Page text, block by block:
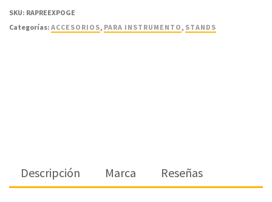
SKU: RAPREEXPOGE
Categorías: ACCESORIOS, PARA INSTRUMENTO, STANDS
Descripción Marca Reseñas